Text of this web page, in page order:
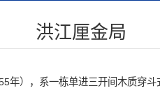
洪江厘金局
年），系一栋单进三开间木质穿斗